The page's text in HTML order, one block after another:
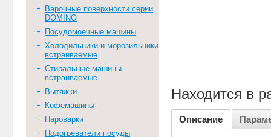
Варочные поверхности серии
DOMINO
Посудомоечные машины
Холодильники и морозильники
встраиваемые
Стиральные машины
встраиваемые
Вытяжки
Кофемашины
Пароварки
Подогреватели посуды
Находится в
Описание